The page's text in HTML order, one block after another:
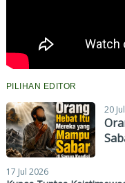
PILIHAN EDITOR
20
17 Jul 2026